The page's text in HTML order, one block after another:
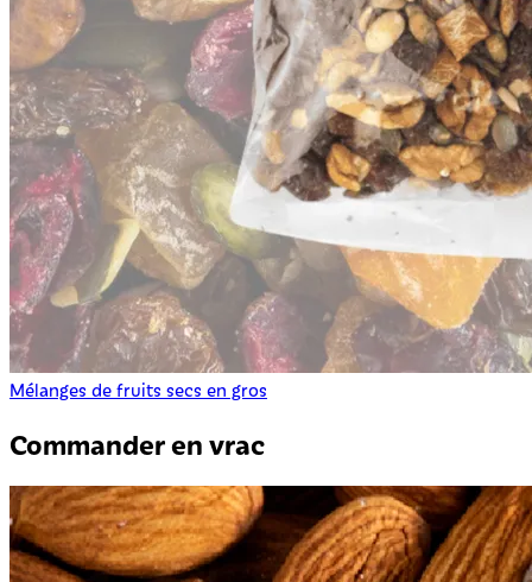
Mélanges de fruits secs en gros
Commander en vrac